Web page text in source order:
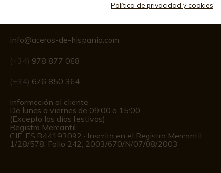
info@aceros-de-hispania.com
(+34) 978 877 088
(+34) 676 850 364
Información al cliente
De lunes a viernes de 09:00 a 15:00
(Excepto los días festivos)
Registro Mercantil
CIF: ES B44193092 · Inscrita en el Registro Mercantil
1/28/578, Folio 242, 2003/670/N/07/08/2003
Política de privacidad y cookies